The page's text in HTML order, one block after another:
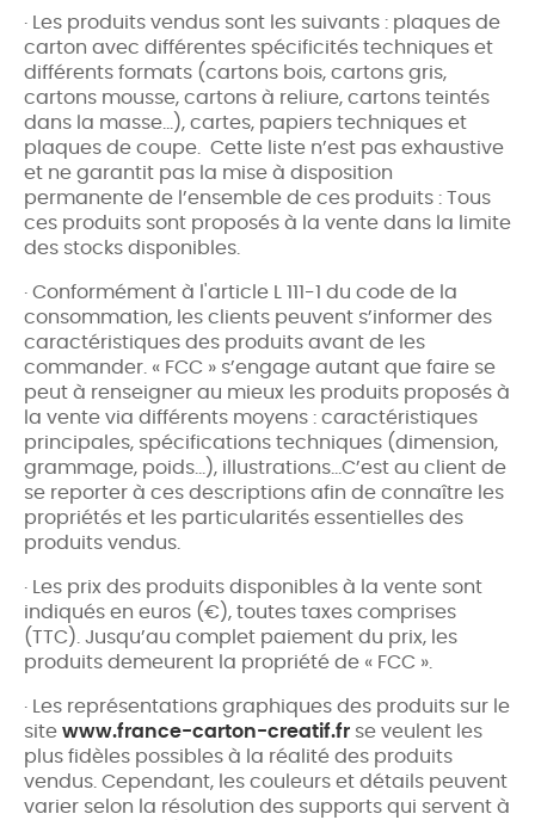
· Les produits vendus sont les suivants : plaques de
carton avec différentes spécificités techniques et
différents formats (cartons bois, cartons gris,
cartons mousse, cartons à reliure, cartons teintés
dans la masse…), cartes, papiers techniques et
plaques de coupe. Cette liste n’est pas exhaustive
et ne garantit pas la mise à disposition
permanente de l’ensemble de ces produits : Tous
ces produits sont proposés à la vente dans la limite
des stocks disponibles.
· Conformément à l'article L 111-1 du code de la
consommation, les clients peuvent s’informer des
caractéristiques des produits avant de les
commander. « FCC » s’engage autant que faire se
peut à renseigner au mieux les produits proposés à
la vente via différents moyens : caractéristiques
principales, spécifications techniques (dimension,
grammage, poids…), illustrations…C’est au client de
se reporter à ces descriptions afin de connaître les
propriétés et les particularités essentielles des
produits vendus.
· Les prix des produits disponibles à la vente sont
indiqués en euros (€), toutes taxes comprises
(TTC). Jusqu’au complet paiement du prix, les
produits demeurent la propriété de « FCC ».
· Les représentations graphiques des produits sur le
site www.france-carton-creatif.fr se veulent les
plus fidèles possibles à la réalité des produits
vendus. Cependant, les couleurs et détails peuvent
varier selon la résolution des supports qui servent à